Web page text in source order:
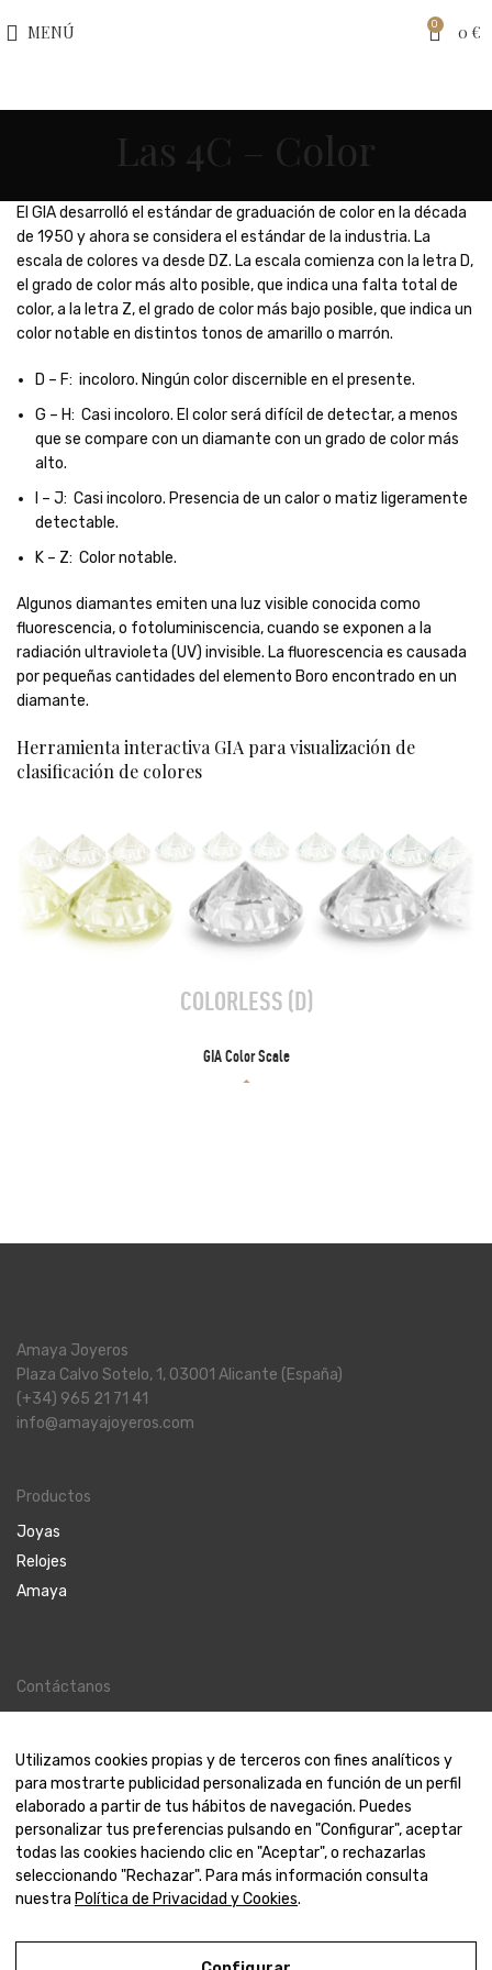
MENÚ 0 0 €
Las 4C – Color
El GIA desarrolló el estándar de graduación de color en la década
de 1950 y ahora se considera el estándar de la industria. La
escala de colores va desde DZ. La escala comienza con la letra D,
el grado de color más alto posible, que indica una falta total de
color, a la letra Z, el grado de color más bajo posible, que indica un
color notable en distintos tonos de amarillo o marrón.
D – F: incoloro. Ningún color discernible en el presente.
G – H: Casi incoloro. El color será difícil de detectar, a menos
que se compare con un diamante con un grado de color más
alto.
I – J: Casi incoloro. Presencia de un calor o matiz ligeramente
detectable.
K – Z: Color notable.
Algunos diamantes emiten una luz visible conocida como
fluorescencia, o fotoluminiscencia, cuando se exponen a la
radiación ultravioleta (UV) invisible. La fluorescencia es causada
por pequeñas cantidades del elemento Boro encontrado en un
diamante.
Herramienta interactiva GIA para visualización de
clasificación de colores
Amaya Joyeros
Plaza Calvo Sotelo, 1, 03001 Alicante (España)
(+34) 965 21 71 41
info@amayajoyeros.com
Productos
Joyas
Relojes
Amaya
Contáctanos
Nosotros
© 2000-2024 Amaya Joyeros
Utilizamos cookies propias y de terceros con fines analíticos y
para mostrarte publicidad personalizada en función de un perfil
elaborado a partir de tus hábitos de navegación. Puedes
personalizar tus preferencias pulsando en "Configurar", aceptar
todas las cookies haciendo clic en "Aceptar", o rechazarlas
seleccionando "Rechazar". Para más información consulta
nuestra Política de Privacidad y Cookies.